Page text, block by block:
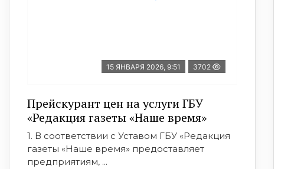
15 ЯНВАРЯ 2026, 9:51 3702
Прейскурант цен на услуги ГБУ
«Редакция газеты «Наше время»
1. В соответствии с Уставом ГБУ «Редакция
газеты «Наше время» предоставляет
предприятиям, ...